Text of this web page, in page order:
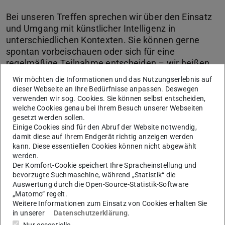
Bei unseren Treffen sprechen wir über den Einsatz
und Umgang mit künstlicher Intelligenz in
unterschiedlichen Kontexten. Sie können gerne
spontan vorbeischauen oder sich für eine
regelmäßige Teilnahme entscheiden – wir heißen
Sie jederzeit herzlich willkommen.
KONTAKT
Wir möchten die Informationen und das Nutzungserlebnis auf
dieser Webseite an Ihre Bedürfnisse anpassen. Deswegen
verwenden wir sog. Cookies. Sie können selbst entscheiden,
welche Cookies genau bei Ihrem Besuch unserer Webseiten
gesetzt werden sollen.
Einige Cookies sind für den Abruf der Website notwendig,
damit diese auf Ihrem Endgerät richtig anzeigen werden
kann. Diese essentiellen Cookies können nicht abgewählt
werden.
Der Komfort-Cookie speichert Ihre Spracheinstellung und
bevorzugte Suchmaschine, während „Statistik“ die
Auswertung durch die Open-Source-Statistik-Software
„Matomo“ regelt.
Weitere Informationen zum Einsatz von Cookies erhalten Sie
in unserer
Datenschutzerklärung.